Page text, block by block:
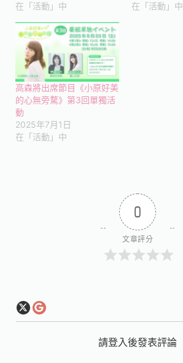
在「活動」中
在「活動」中
高森將出席節目《小原好美
的心無旁騖》第3回單獨活
動
2025年7月1日
在「活動」中
0
文章評分
請登入後發表評論